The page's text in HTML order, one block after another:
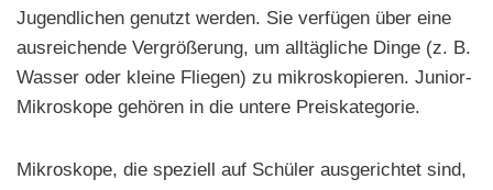
Jugendlichen genutzt werden. Sie verfügen über eine
ausreichende Vergrößerung, um alltägliche Dinge (z. B.
Wasser oder kleine Fliegen) zu mikroskopieren. Junior-
Mikroskope gehören in die untere Preiskategorie.
Mikroskope, die speziell auf Schüler ausgerichtet sind,